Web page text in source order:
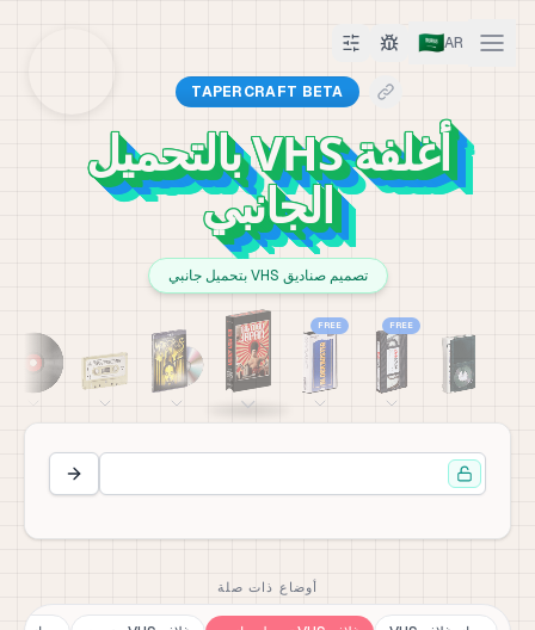
🇸🇦AR
TAPERCRAFT BETA
أغلفة VHS بالتحميل
الجانبي
تصميم صناديق VHS بتحميل جانبي
FREE
FREE
أوضاع ذات صلة